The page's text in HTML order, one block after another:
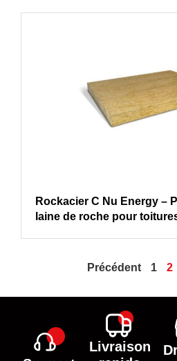
Rockacier C Nu Energy –
laine de roche pour
Précédent 1 2
Livraison